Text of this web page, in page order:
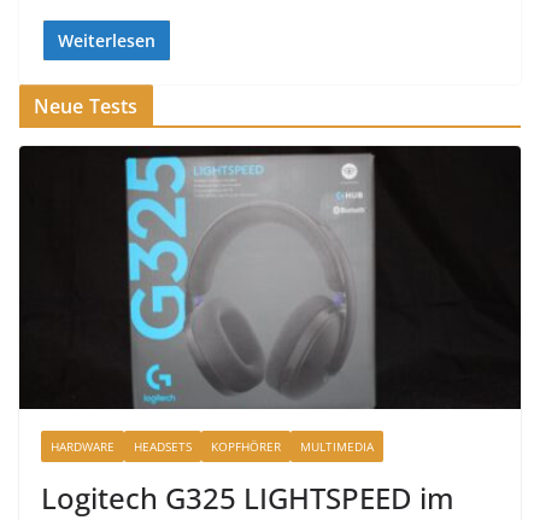
Weiterlesen
Neue Tests
HARDWARE HEADSETS KOPFHÖRER MULTIMEDIA
Logitech G325 LIGHTSPEED im